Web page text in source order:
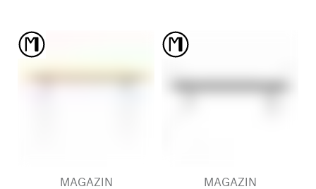
MAGAZIN
MAGAZIN